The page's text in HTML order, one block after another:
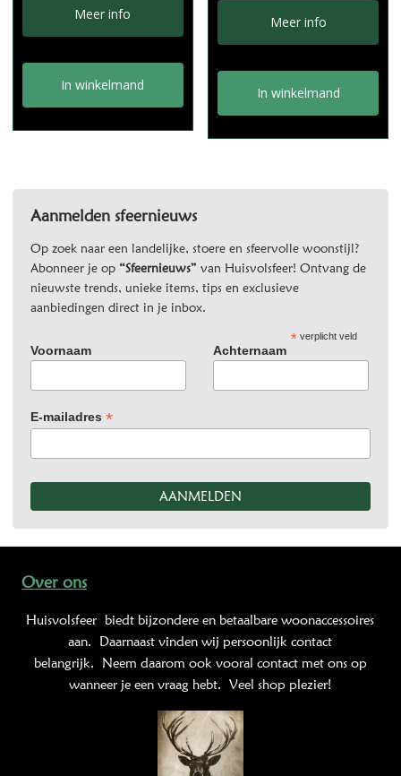
Meer info
In winkelmand
Meer info
In winkelmand
Aanmelden sfeernieuws
Op zoek naar een landelijke, stoere en sfeervolle woonstijl?
Abonneer je op “Sfeernieuws” van Huisvolsfeer! Ontvang de
nieuwste trends, unieke items, tips en exclusieve
aanbiedingen direct in je inbox.
*verplicht veld
Voornaam Achternaam
E-mailadres *
Over ons
Huisvolsfeer biedt bijzondere en betaalbare woonaccessoires
aan. Daarnaast vinden wij persoonlijk contact
belangrijk. Neem daarom ook vooral contact met ons op
wanneer je een vraag hebt. Veel shop plezier!